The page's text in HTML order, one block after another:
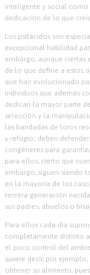
inteligente y social como
dedicación de lo que
Los psitácidos son
excepcional habilidad
embargo, aunque ciertas
de lo que define a estos
que han evolucionado
individuos que además
dedican la mayor parte
selección y la
las bandadas de loros
y refugio; deben
congéneres para
para ellos, cierto que
embargo, siguen siendo
en la mayoría de los
tercera generación
sus padres, abuelos o
Para ellos cada día
completamente distinto
el poco control del
quiere decir, por
obtener su alimento,